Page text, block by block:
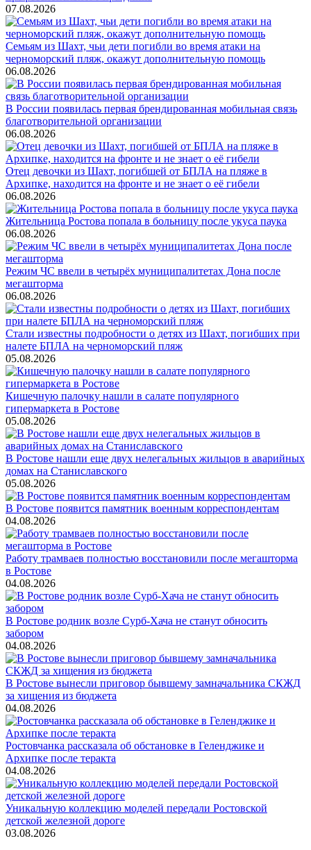
07.08.2026
Семьям из Шахт, чьи дети погибли во время атаки на
черноморский пляж, окажут дополнительную помощь
06.08.2026
В России появилась первая брендированная мобильная связь
благотворительной организации
06.08.2026
Отец девочки из Шахт, погибшей от БПЛА на пляже в
Архипке, находится на фронте и не знает о её гибели
06.08.2026
Жительница Ростова попала в больницу после укуса паука
06.08.2026
Режим ЧС ввели в четырёх муниципалитетах Дона после
мегашторма
06.08.2026
Стали известны подробности о детях из Шахт, погибших при
налете БПЛА на черноморский пляж
05.08.2026
Кишечную палочку нашли в салате популярного
гипермаркета в Ростове
05.08.2026
В Ростове нашли еще двух нелегальных жильцов в аварийных
домах на Станиславского
05.08.2026
В Ростове появится памятник военным корреспондентам
04.08.2026
Работу трамваев полностью восстановили после мегашторма
в Ростове
04.08.2026
В Ростове родник возле Сурб-Хача не станут обносить
забором
04.08.2026
В Ростове вынесли приговор бывшему замначальника СКЖД
за хищения из бюджета
04.08.2026
Ростовчанка рассказала об обстановке в Геленджике и
Архипке после теракта
04.08.2026
Уникальную коллекцию моделей передали Ростовской
детской железной дороге
03.08.2026